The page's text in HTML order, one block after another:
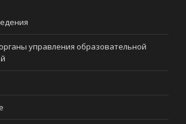
управления образовательной